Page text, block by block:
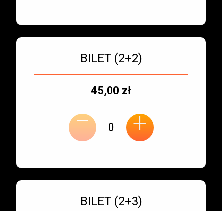
Bilet numer 3
Typ
biletu:
BILET (2+2)
Typ
Cena
45,00 zł
- +
Bilet numer 4
Typ
BILET (2+3)